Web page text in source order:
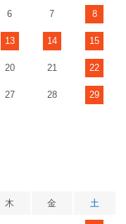
6 7 8
13 14 15
20 21 22
27 28 29
木 金 土